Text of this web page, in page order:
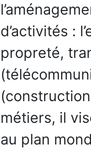
d’activités :
propreté,
métiers, il
au plan